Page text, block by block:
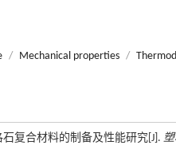
/ Mechanical properties /
复合材料的制备及性能研究[J].